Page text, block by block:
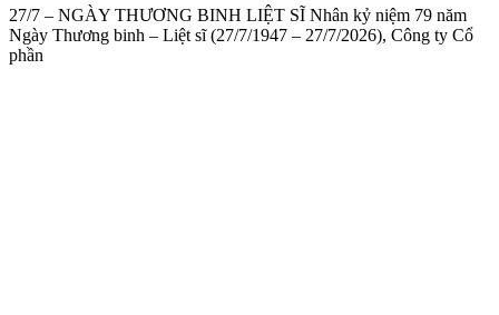
27/7 – NGÀY THƯƠNG BINH LIỆT SĨ Nhân kỷ niệm 79 năm
Ngày Thương binh – Liệt sĩ (27/7/1947 – 27/7/2026), Công ty Cổ
phần